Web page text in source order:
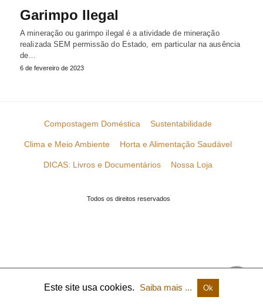
Garimpo Ilegal
A mineração ou garimpo ilegal é a atividade de mineração
realizada SEM permissão do Estado, em particular na ausência
de…
6 de fevereiro de 2023
Compostagem Doméstica Sustentabilidade
Clima e Meio Ambiente Horta e Alimentação Saudável
DICAS: Livros e Documentários Nossa Loja
Todos os direitos reservados
Este site usa cookies. Saiba mais ... Ok